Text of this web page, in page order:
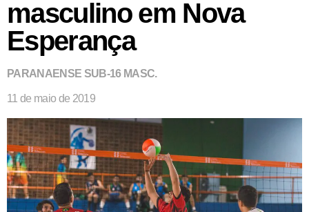
masculino em Nova
Esperança
PARANAENSE SUB-16 MASC.
11 de maio de 2019